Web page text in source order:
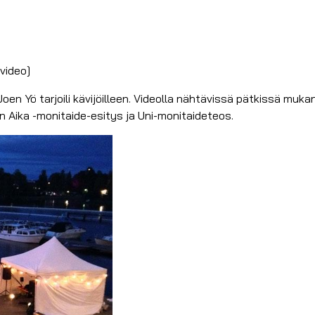
Yö tarjoili kävijöilleen. Videolla nähtävissä pätkissä
Aika -monitaide-esitys ja Uni-monitaideteos.